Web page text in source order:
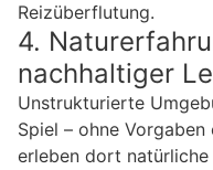
Reizüberflutung.
4.
nachhaltiger
Unstrukturierte
Spiel – ohne
erleben dort